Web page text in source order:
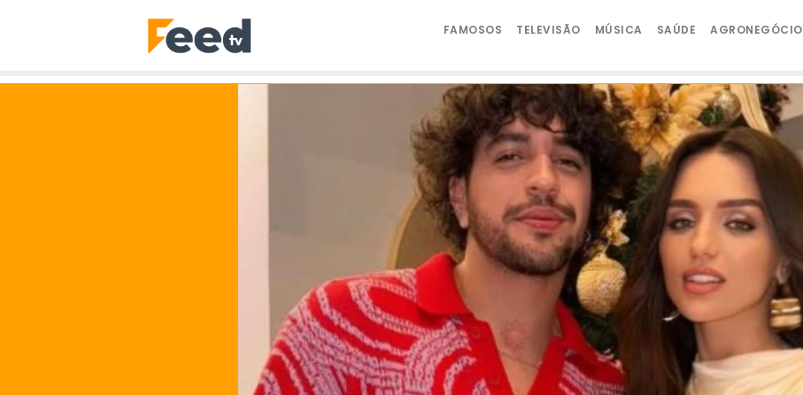
FAMOSOS TELEVISÃO MÚSICA SAÚDE AGRONEGÓCIO